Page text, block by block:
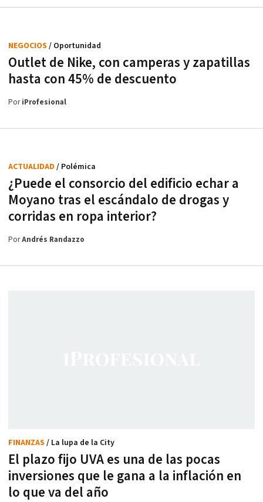
Outlet de Nike, con camperas y zapatillas
hasta con 45% de descuento
NEGOCIOS / Oportunidad
PoriProfesional
¿Puede el consorcio del edificio echar a
Moyano tras el escándalo de drogas y
corridas en ropa interior?
ACTUALIDAD / Polémica
PorAndrés Randazzo
El plazo fijo UVA es una de las pocas
inversiones que le gana a la inflación en
lo que va del año
FINANZAS / La lupa de la City